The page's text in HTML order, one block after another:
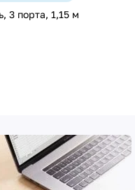
3 порта, 1,15 м